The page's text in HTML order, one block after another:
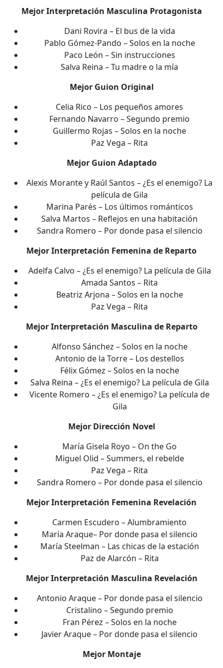
Mejor Interpretación Masculina Protagonista
Dani Rovira – El bus de la vida
Pablo Gómez-Pando – Solos en la noche
Paco León – Sin instrucciones
Salva Reina – Tu madre o la mía
Mejor Guion Original
Celia Rico – Los pequeños amores
Fernando Navarro – Segundo premio
Guillermo Rojas – Solos en la noche
Paz Vega – Rita
Mejor Guion Adaptado
Alexis Morante y Raúl Santos – ¿Es el enemigo? La
película de Gila
Marina Parés – Los últimos románticos
Salva Martos – Reflejos en una habitación
Sandra Romero – Por donde pasa el silencio
Mejor Interpretación Femenina de Reparto
Adelfa Calvo – ¿Es el enemigo? La película de Gila
Amada Santos – Rita
Beatriz Arjona – Solos en la noche
Paz Vega – Rita
Mejor Interpretación Masculina de Reparto
Alfonso Sánchez – Solos en la noche
Antonio de la Torre – Los destellos
Félix Gómez – Solos en la noche
Salva Reina – ¿Es el enemigo? La película de Gila
Vicente Romero – ¿Es el enemigo? La película de
Gila
Mejor Dirección Novel
María Gisela Royo – On the Go
Miguel Olid – Summers, el rebelde
Paz Vega – Rita
Sandra Romero – Por donde pasa el silencio
Mejor Interpretación Femenina Revelación
Carmen Escudero – Alumbramiento
María Araque– Por donde pasa el silencio
María Steelman – Las chicas de la estación
Paz de Alarcón – Rita
Mejor Interpretación Masculina Revelación
Antonio Araque – Por donde pasa el silencio
Cristalino – Segundo premio
Fran Pérez – Solos en la noche
Javier Araque – Por donde pasa el silencio
Mejor Montaje